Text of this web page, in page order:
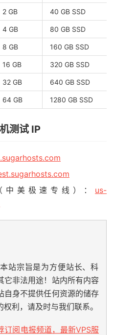
2 GB 40 GB SSD
4 GB 80 GB SSD
8 GB 160 GB SSD
16 GB 320 GB SSD
32 GB 640 GB SSD
64 GB 1280 GB SSD
测试 IP
美极速专线）： us-
本站宗旨是为方便站长、科
它非法用途！站内所有内容
自身不提供任何资源的储存
利，请及时与我们联系。
订阅电报频道，最新VPS服